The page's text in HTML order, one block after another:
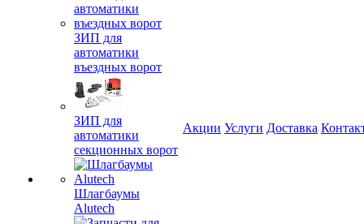
ЗИП для
автоматики
въездных ворот
ЗИП для
автоматики
секционных ворот
Шлагбаумы
Alutech
Акции Услуги Доставка